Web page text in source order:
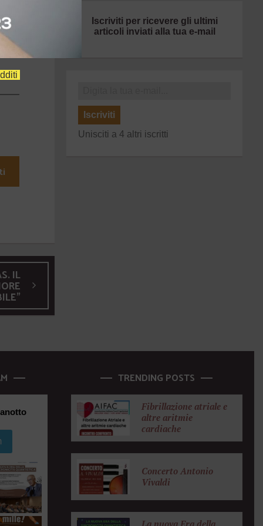
IL
Iscriviti per ricevere gli ultimi
articoli inviati alla tua e-mail
Iscriviti
Unisciti a 4 altri iscritti
TRENDING POSTS
Fibrillazione atriale e
altre aritmie
cardiache
Concerto Antonio
Vivaldi
La nuova Era della